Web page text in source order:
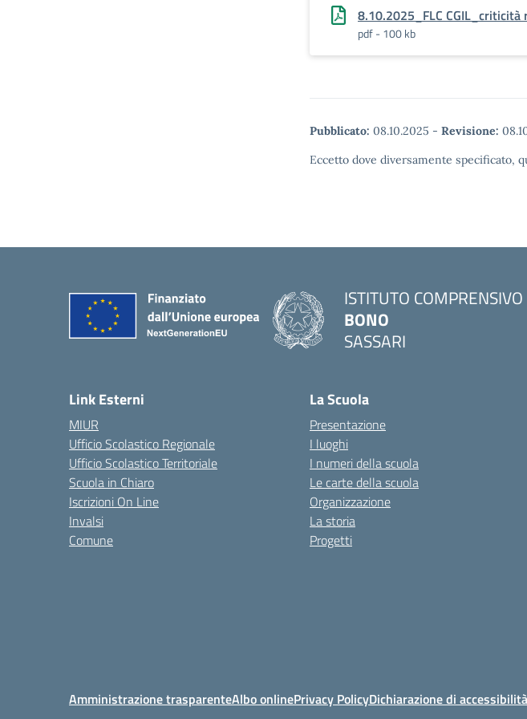
8.10.2025_FLC CGIL_criticità
pdf - 100 kb
Pubblicato: 08.10.2025 - Revisione:
Eccetto dove diversamente specificato,
ISTITUTO COMPRENSIVO
BONO
SASSARI
Link Esterni
MIUR
Ufficio Scolastico Regionale
Ufficio Scolastico Territoriale
Scuola in Chiaro
Iscrizioni On Line
Invalsi
Comune
La Scuola
Presentazione
I luoghi
I numeri della scuola
Le carte della scuola
Organizzazione
La storia
Progetti
Amministrazione trasparenteAlbo onlinePrivacy PolicyDichiarazione di accessibilità